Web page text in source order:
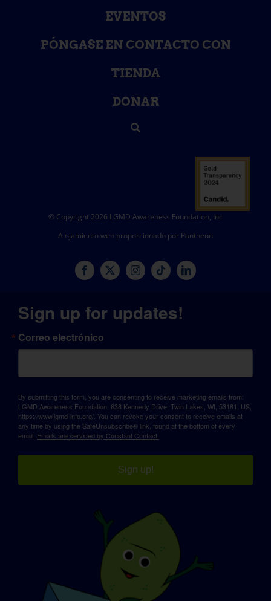
EVENTOS
PÓNGASE EN CONTACTO CON
TIENDA
DONAR
© Copyright 2026 LGMD Awareness Foundation, Inc
Alojamiento web proporcionado por Pantheon
Sign up for updates!
Correo electrónico
By submitting this form, you are consenting to receive marketing emails from:
LGMD Awareness Foundation, 638 Kennedy Drive, Twin Lakes, WI, 53181, US,
https://www.lgmd-info.org/. You can revoke your consent to receive emails at
any time by using the SafeUnsubscribe® link, found at the bottom of every
email. Emails are serviced by Constant Contact.
Sign up!